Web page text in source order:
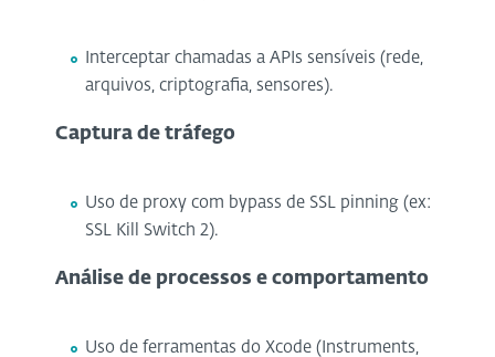
Interceptar chamadas a APIs sensíveis (rede,
arquivos, criptografia, sensores).
Captura de tráfego
Uso de proxy com bypass de SSL pinning (ex:
SSL Kill Switch 2).
Análise de processos e comportamento
Uso de ferramentas do Xcode (Instruments,